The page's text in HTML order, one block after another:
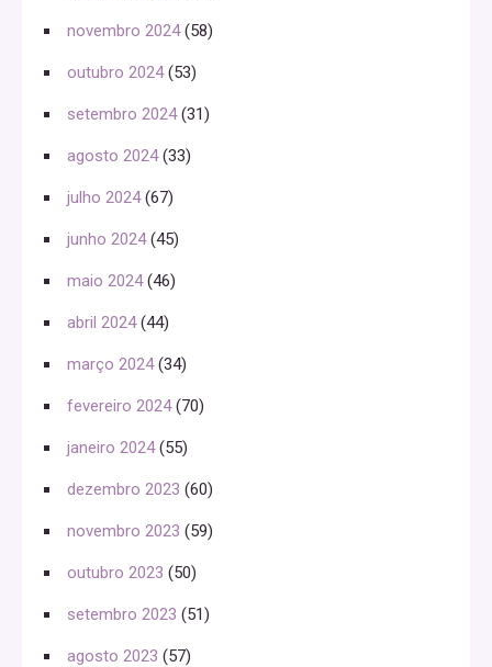
novembro 2024(58)
outubro 2024(53)
setembro 2024(31)
agosto 2024(33)
julho 2024(67)
junho 2024(45)
maio 2024(46)
abril 2024(44)
março 2024(34)
fevereiro 2024(70)
janeiro 2024(55)
dezembro 2023 (60)
novembro 2023 (59)
outubro 2023 (50)
setembro 2023 (51)
agosto 2023 (57)